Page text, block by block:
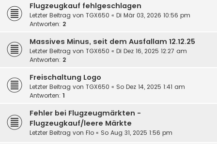
Flugzeugkauf fehlgeschlagen
Letzter Beitrag von TGX650 « Di Mär 03, 2026 10:56 pm
Antworten: 2
Massives Minus, seit dem Ausfallam 12.12.25
Letzter Beitrag von TGX650 « Di Dez 16, 2025 12:27 am
Antworten: 2
Freischaltung Logo
Letzter Beitrag von TGX650 « So Dez 14, 2025 1:41 am
Antworten: 1
Fehler bei Flugzeugmärkten -
Flugzeugkauf/leere Märkte
Letzter Beitrag von Flo « So Aug 31, 2025 1:56 pm